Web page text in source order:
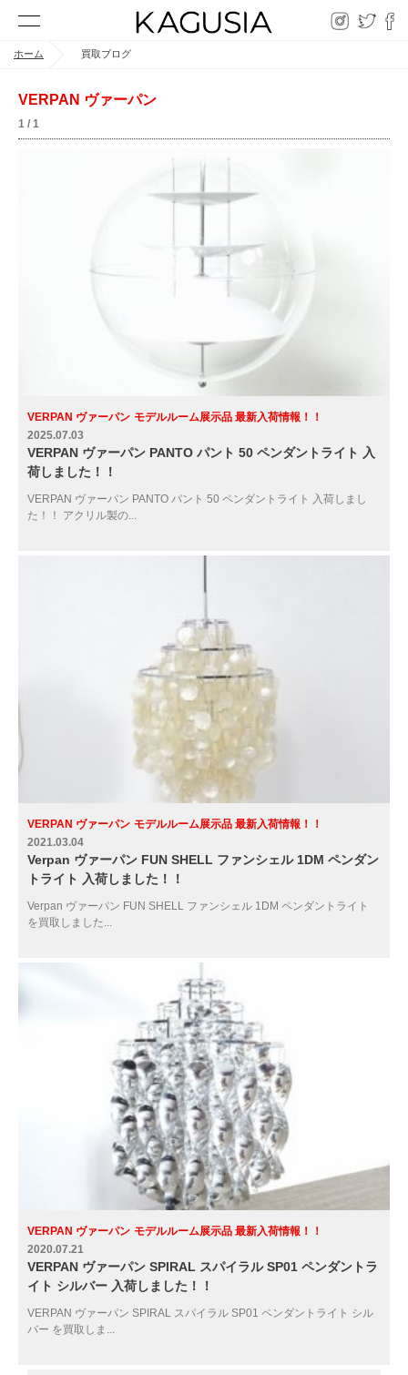
ホーム 買取ブログ
VERPAN ヴァーパン
1 / 1
VERPAN ヴァーパン モデルルーム展示品 最新入荷情報！！
2025.07.03
VERPAN ヴァーパン PANTO パント 50 ペンダントライト 入
荷しました！！
VERPAN ヴァーパン PANTO パント 50 ペンダントライト 入荷しまし
た！！ アクリル製の...
VERPAN ヴァーパン モデルルーム展示品 最新入荷情報！！
2021.03.04
Verpan ヴァーパン FUN SHELL ファンシェル 1DM ペンダン
トライト 入荷しました！！
Verpan ヴァーパン FUN SHELL ファンシェル 1DM ペンダントライト
を買取しました...
VERPAN ヴァーパン モデルルーム展示品 最新入荷情報！！
2020.07.21
VERPAN ヴァーパン SPIRAL スパイラル SP01 ペンダントラ
イト シルバー 入荷しました！！
VERPAN ヴァーパン SPIRAL スパイラル SP01 ペンダントライト シル
バー を買取しま...